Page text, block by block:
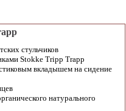
стульчиков
Stokke Tripp Trapp
вкладышем на сидение
натурального